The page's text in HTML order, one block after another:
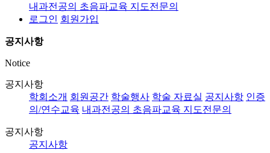
내과전공의 초음파교육 지도전문의
로그인 회원가입
공지사항
Notice
공지사항
학회소개 회원공간 학술행사 학술 자료실 공지사항 인증
의/연수교육 내과전공의 초음파교육 지도전문의
공지사항
공지사항